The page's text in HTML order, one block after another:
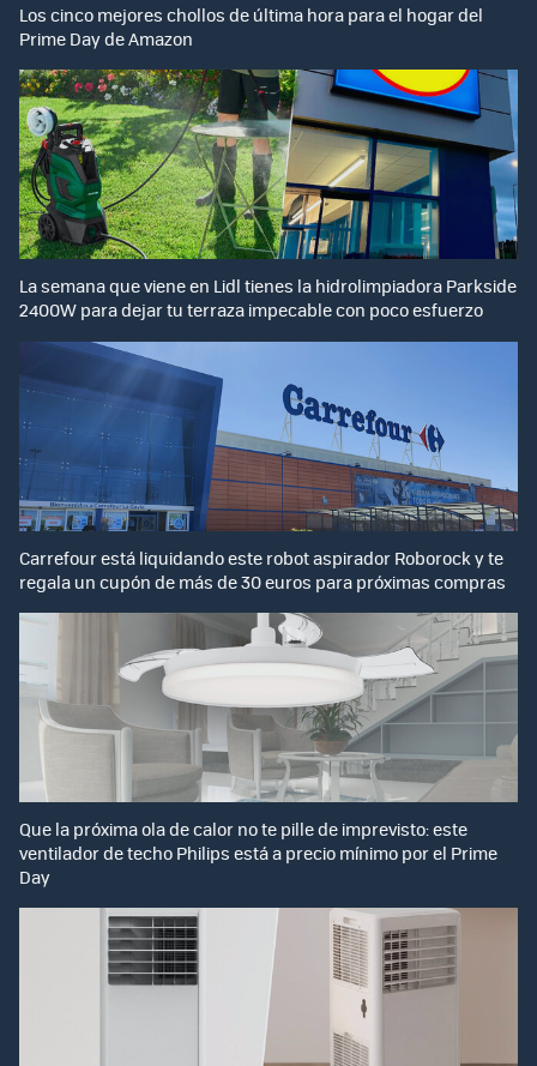
Los cinco mejores chollos de última hora para el hogar del
Prime Day de Amazon
La semana que viene en Lidl tienes la hidrolimpiadora Parkside
2400W para dejar tu terraza impecable con poco esfuerzo
Carrefour está liquidando este robot aspirador Roborock y te
regala un cupón de más de 30 euros para próximas compras
Que la próxima ola de calor no te pille de imprevisto: este
ventilador de techo Philips está a precio mínimo por el Prime
Day